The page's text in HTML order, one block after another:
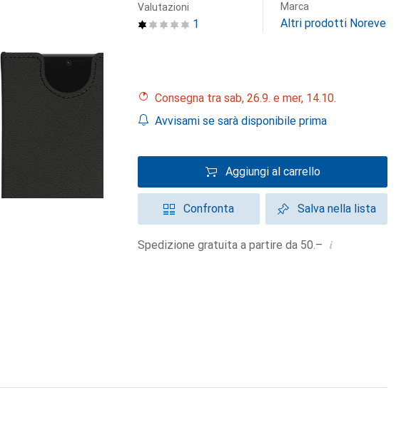
1
Valutazioni Marca
Altri prodotti Noreve
Consegna tra sab, 26.9. e mer, 14.10.
Avvisami se sarà disponibile prima
Aggiungi al carrello
Confronta Salva nella lista
Spedizione gratuita a partire da 50.– i